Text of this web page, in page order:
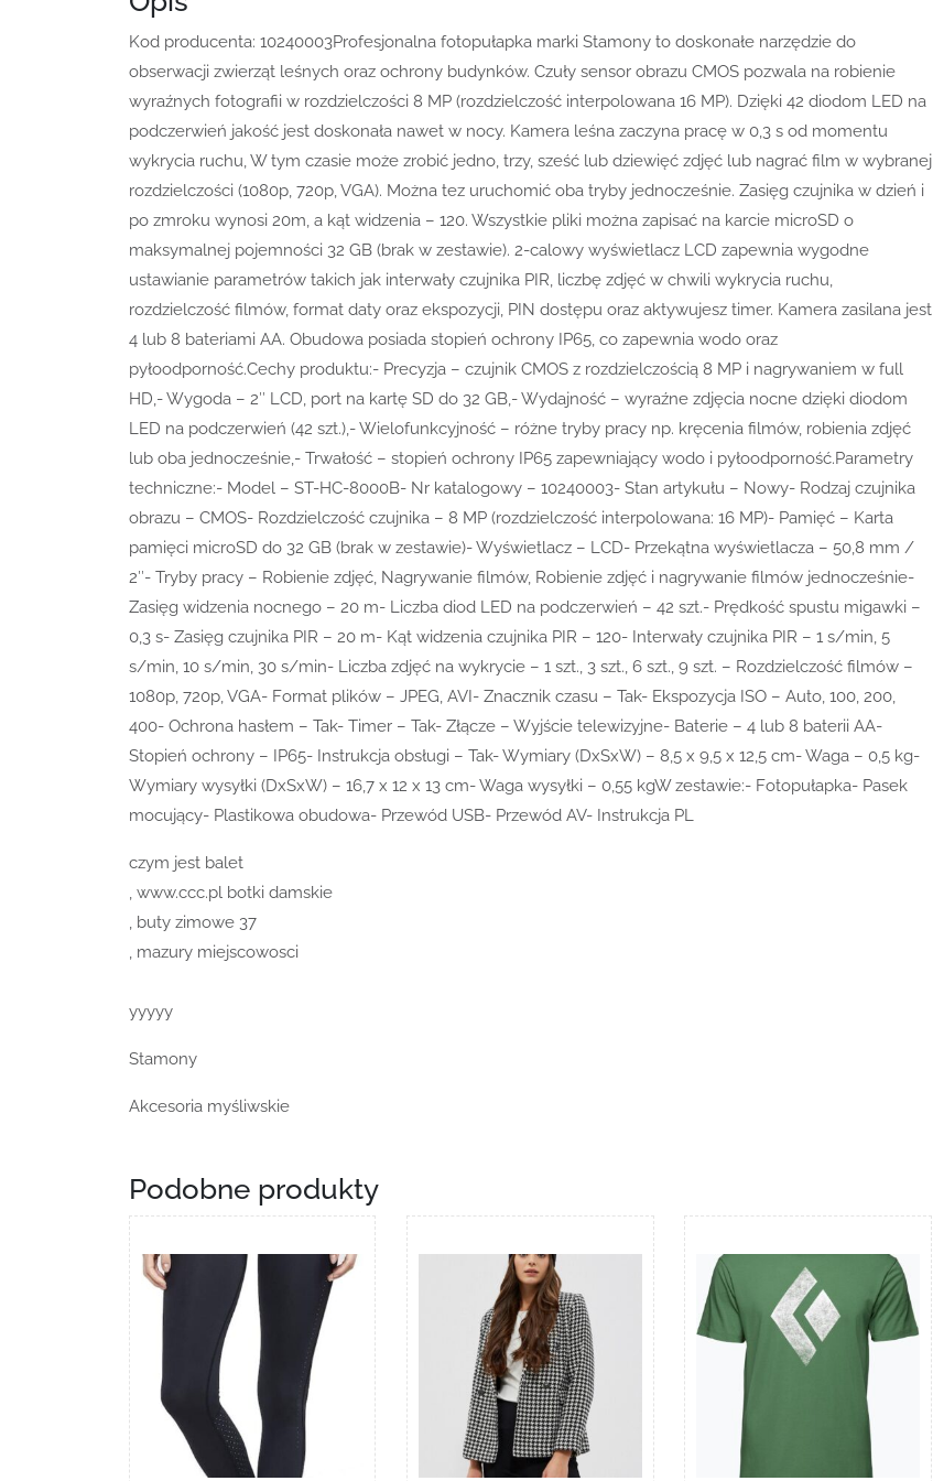
Kod producenta: 10240003Profesjonalna fotopułapka marki Stamony to doskonałe narzędzie do
obserwacji zwierząt leśnych oraz ochrony budynków. Czuły sensor obrazu CMOS pozwala na robienie
wyraźnych fotografii w rozdzielczości 8 MP (rozdzielczość interpolowana 16 MP). Dzięki 42 diodom LED na
podczerwień jakość jest doskonała nawet w nocy. Kamera leśna zaczyna pracę w 0,3 s od momentu
wykrycia ruchu, W tym czasie może zrobić jedno, trzy, sześć lub dziewięć zdjęć lub nagrać film w wybranej
rozdzielczości (1080p, 720p, VGA). Można tez uruchomić oba tryby jednocześnie. Zasięg czujnika w dzień i
po zmroku wynosi 20m, a kąt widzenia – 120. Wszystkie pliki można zapisać na karcie microSD o
maksymalnej pojemności 32 GB (brak w zestawie). 2-calowy wyświetlacz LCD zapewnia wygodne
ustawianie parametrów takich jak interwały czujnika PIR, liczbę zdjęć w chwili wykrycia ruchu,
rozdzielczość filmów, format daty oraz ekspozycji, PIN dostępu oraz aktywujesz timer. Kamera zasilana jest
4 lub 8 bateriami AA. Obudowa posiada stopień ochrony IP65, co zapewnia wodo oraz
pyłoodporność.Cechy produktu:- Precyzja – czujnik CMOS z rozdzielczością 8 MP i nagrywaniem w full
HD,- Wygoda – 2″ LCD, port na kartę SD do 32 GB,- Wydajność – wyraźne zdjęcia nocne dzięki diodom
LED na podczerwień (42 szt.),- Wielofunkcyjność – różne tryby pracy np. kręcenia filmów, robienia zdjęć
lub oba jednocześnie,- Trwałość – stopień ochrony IP65 zapewniający wodo i pyłoodporność.Parametry
techniczne:- Model – ST-HC-8000B- Nr katalogowy – 10240003- Stan artykułu – Nowy- Rodzaj czujnika
obrazu – CMOS- Rozdzielczość czujnika – 8 MP (rozdzielczość interpolowana: 16 MP)- Pamięć – Karta
pamięci microSD do 32 GB (brak w zestawie)- Wyświetlacz – LCD- Przekątna wyświetlacza – 50,8 mm /
2″- Tryby pracy – Robienie zdjęć, Nagrywanie filmów, Robienie zdjęć i nagrywanie filmów jednocześnie-
Zasięg widzenia nocnego – 20 m- Liczba diod LED na podczerwień – 42 szt.- Prędkość spustu migawki –
0,3 s- Zasięg czujnika PIR – 20 m- Kąt widzenia czujnika PIR – 120- Interwały czujnika PIR – 1 s/min, 5
s/min, 10 s/min, 30 s/min- Liczba zdjęć na wykrycie – 1 szt., 3 szt., 6 szt., 9 szt. – Rozdzielczość filmów –
1080p, 720p, VGA- Format plików – JPEG, AVI- Znacznik czasu – Tak- Ekspozycja ISO – Auto, 100, 200,
400- Ochrona hasłem – Tak- Timer – Tak- Złącze – Wyjście telewizyjne- Baterie – 4 lub 8 baterii AA-
Stopień ochrony – IP65- Instrukcja obsługi – Tak- Wymiary (DxSxW) – 8,5 x 9,5 x 12,5 cm- Waga – 0,5 kg-
Wymiary wysyłki (DxSxW) – 16,7 x 12 x 13 cm- Waga wysyłki – 0,55 kgW zestawie:- Fotopułapka- Pasek
mocujący- Plastikowa obudowa- Przewód USB- Przewód AV- Instrukcja PL
czym jest balet
, www.ccc.pl botki damskie
, buty zimowe 37
, mazury miejscowosci
yyyyy
Stamony
Akcesoria myśliwskie
Podobne produkty